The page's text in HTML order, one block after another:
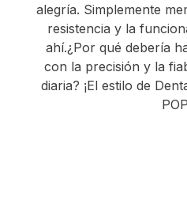
alegría. Simplemente
resistencia y la
ahí.¿Por qué debería
con la precisión y la
diaria? ¡El estilo de